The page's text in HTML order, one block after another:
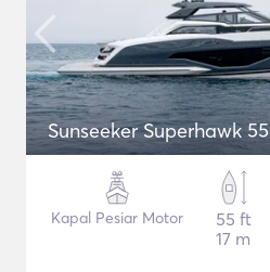
Sunseeker Superhawk 55
Kapal Pesiar Motor
55 ft
17 m